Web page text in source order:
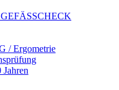
/ Ergometrie